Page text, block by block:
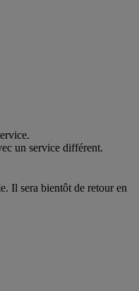
un service différent.
Il sera bientôt de retour en